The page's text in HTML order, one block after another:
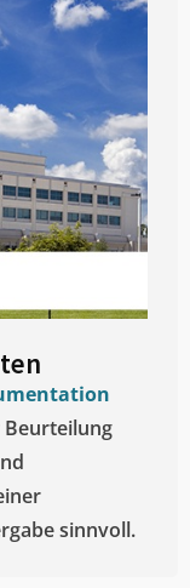
Beurteilung
sinnvoll.